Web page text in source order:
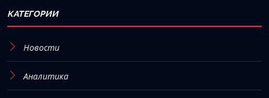
КАТЕГОРИИ
Новости
Аналитика